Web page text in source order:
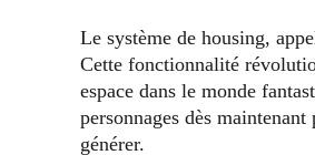
Le système de housing,
Cette fonctionnalité
espace dans le monde
personnages dès
générer.